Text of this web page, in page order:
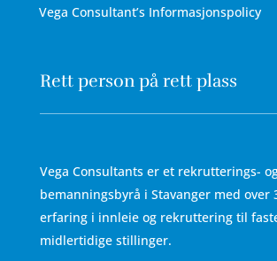
Vega Consultant’s Informasjonspolicy
Rett person på rett plass
Vega Consultants er et rekrutterings-
bemanningsbyrå i Stavanger med over
erfaring i innleie og rekruttering til
midlertidige stillinger.